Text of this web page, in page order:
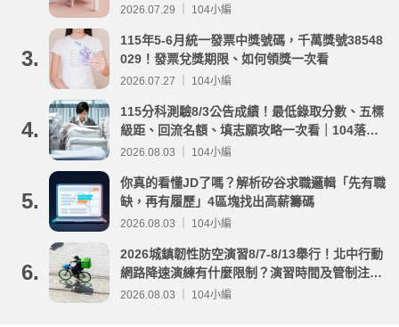
2026.07.29 ｜ 104小編
3.
115年5-6月統一發票中獎號碼，千萬獎號38548
029！發票兌獎期限、如何領獎一次看
2026.07.27 ｜ 104小編
4.
115分科測驗8/3公告成績！最低錄取分數、五標
級距、回流名額、填志願攻略一次看｜104落點
分析
2026.08.03 ｜ 104小編
5.
你真的看懂JD了嗎？解析矽谷求職邏輯「先有職
缺，再有履歷」4區塊找出高薪籌碼
2026.08.03 ｜ 104小編
6.
2026城鎮韌性防空演習8/7-8/13舉行！北中行動
網路降速演練有什麼限制？演習時間及管制注意
事項整理
2026.08.03 ｜ 104小編